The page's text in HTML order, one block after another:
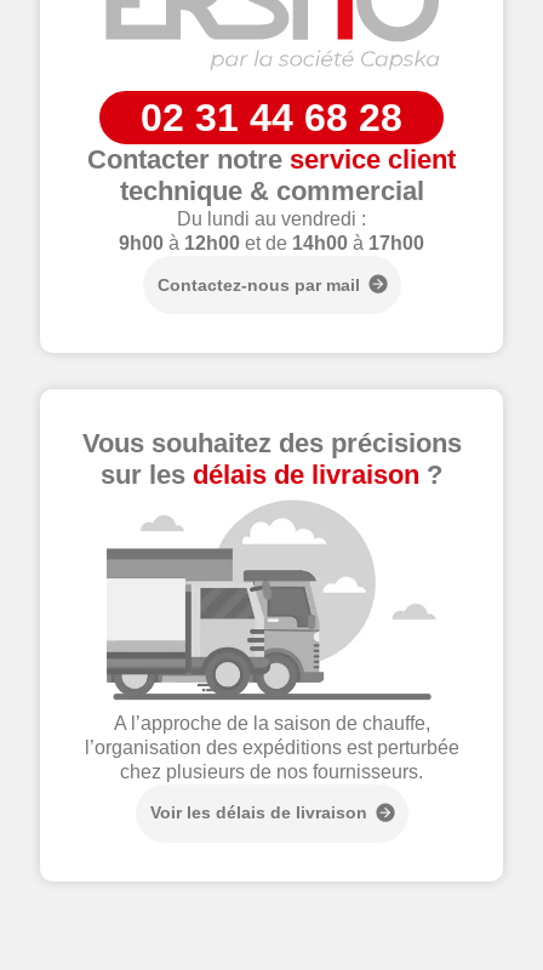
02 31 44 68 28
Contacter notre service client
technique & commercial
Du lundi au vendredi :
9h00 à 12h00 et de 14h00 à 17h00
Contactez-nous par mail
Vous souhaitez des précisions
sur les délais de livraison ?
A l’approche de la saison de chauffe,
l’organisation des expéditions est perturbée
chez plusieurs de nos fournisseurs.
Voir les délais de livraison